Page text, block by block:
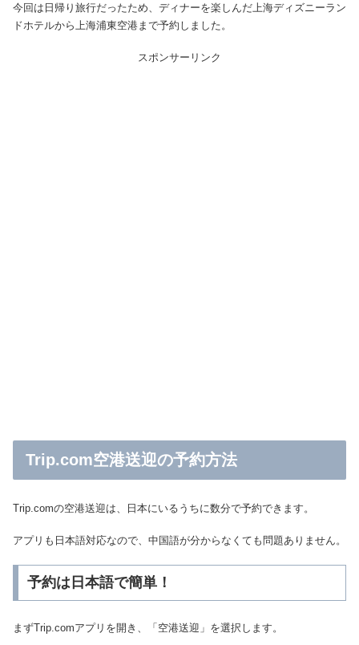
今回は日帰り旅行だったため、ディナーを楽しんだ上海ディズニーラン
ドホテルから上海浦東空港まで予約しました。
スポンサーリンク
Trip.com空港送迎の予約方法
Trip.comの空港送迎は、日本にいるうちに数分で予約できます。
アプリも日本語対応なので、中国語が分からなくても問題ありません。
予約は日本語で簡単！
まずTrip.comアプリを開き、「空港送迎」を選択します。